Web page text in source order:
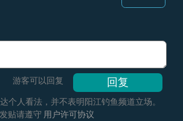
游客可以回复
个人看法，并不表明阳江钓鱼频道立场。
发贴请遵守 用户许可协议